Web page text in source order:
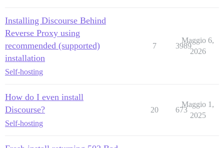
Installing Discourse Behind
Reverse Proxy using
recommended (supported)
installation
Self-hosting
7 3989
Maggio 6,
2026
How do I even install
Discourse?
Self-hosting
20 673
Maggio 1,
2025